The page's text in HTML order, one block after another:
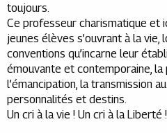
toujours.
Ce professeur charismatique et
jeunes élèves s’ouvrant à la vie,
conventions qu’incarne leur
émouvante et contemporaine, la
l’émancipation, la transmission
personnalités et destins.
Un cri à la vie ! Un cri à la Liberté